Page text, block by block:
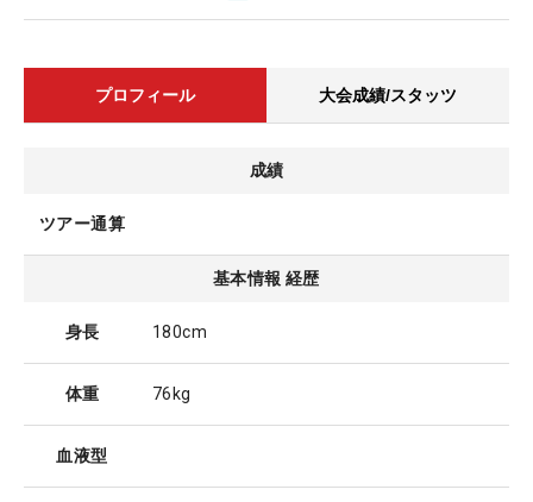
プロフィール 大会成績/スタッツ
成績
ツアー通算
基本情報 経歴
身長 180cm
体重 76kg
血液型